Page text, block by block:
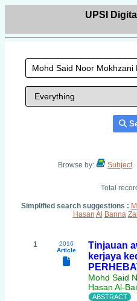
UPSI
Browse by: Subject
Total
Simplified search suggestions :
Hasan Al Banna
1
2016
Article
Tinjauan
kerjaya
Mohd Said
Hasan Al-